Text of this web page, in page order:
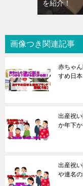
を紹介！
画像つき関連記事
赤ちゃ
すめ日
出産祝
か年下か
出産祝
や連名